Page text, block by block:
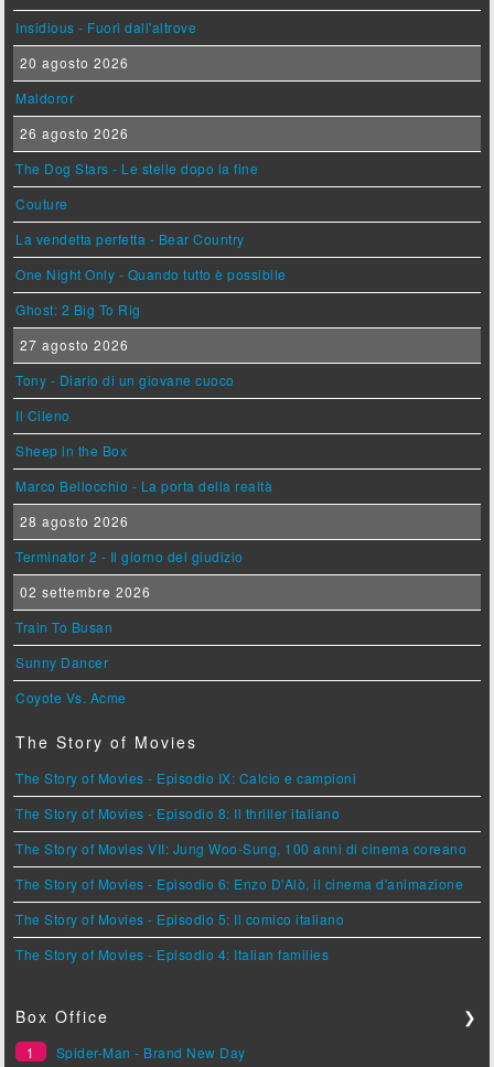
Insidious - Fuori dall'altrove
20 agosto 2026
Maldoror
26 agosto 2026
The Dog Stars - Le stelle dopo la fine
Couture
La vendetta perfetta - Bear Country
One Night Only - Quando tutto è possibile
Ghost: 2 Big To Rig
27 agosto 2026
Tony - Diario di un giovane cuoco
Il Cileno
Sheep in the Box
Marco Bellocchio - La porta della realtà
28 agosto 2026
Terminator 2 - Il giorno del giudizio
02 settembre 2026
Train To Busan
Sunny Dancer
Coyote Vs. Acme
The Story of Movies
The Story of Movies - Episodio IX: Calcio e campioni
The Story of Movies - Episodio 8: Il thriller italiano
The Story of Movies VII: Jung Woo-Sung, 100 anni di cinema coreano
The Story of Movies - Episodio 6: Enzo D'Alò, il cinema d'animazione
The Story of Movies - Episodio 5: Il comico italiano
The Story of Movies - Episodio 4: Italian families
Box Office ❯
1
Spider-Man - Brand New Day